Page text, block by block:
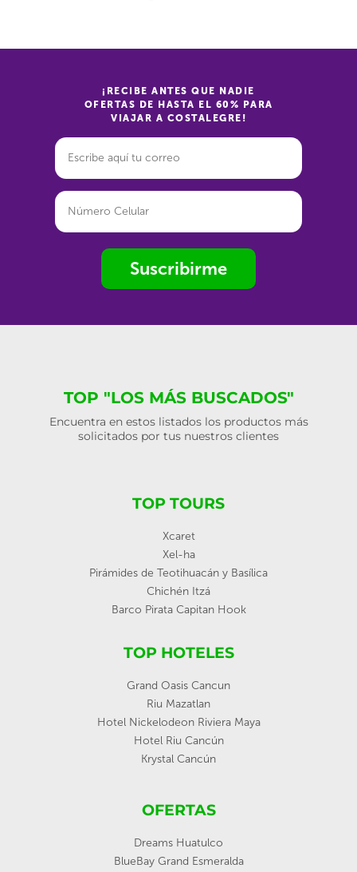
¡RECIBE ANTES QUE NADIE
OFERTAS DE HASTA EL 60% PARA
VIAJAR A COSTALEGRE!
Suscribirme
TOP "LOS MÁS BUSCADOS"
Encuentra en estos listados los productos más
solicitados por tus nuestros clientes
TOP TOURS
Xcaret
Xel-ha
Pirámides de Teotihuacán y Basílica
Chichén Itzá
Barco Pirata Capitan Hook
TOP HOTELES
Grand Oasis Cancun
Riu Mazatlan
Hotel Nickelodeon Riviera Maya
Hotel Riu Cancún
Krystal Cancún
OFERTAS
Dreams Huatulco
BlueBay Grand Esmeralda